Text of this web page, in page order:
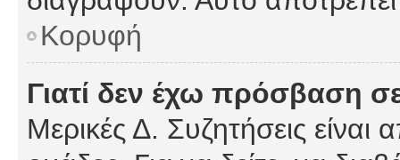
Κορυφή
Γιατί δεν έχω πρόσβαση
Μερικές Δ. Συζητήσεις είναι